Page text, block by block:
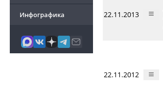
Инфографика 22.11.2013
22.11.2012